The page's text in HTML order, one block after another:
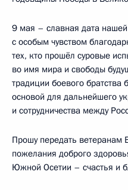
9 мая – славная дата
с особым чувством
тех, кто прошёл суровые
во имя мира и свободы
традиции боевого братства
основой для дальнейшего
и сотрудничества между
Прошу передать ветеранам
пожелания доброго
Южной Осетии – счастья и